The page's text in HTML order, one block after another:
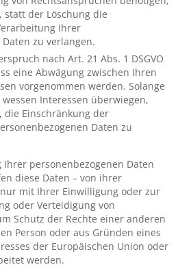
statt der Löschung die
Ihrer
zu verlangen.
nach Art. 21 Abs. 1 DSGVO
eine Abwägung zwischen Ihren
vorgenommen werden. Solange
Interessen überwiegen,
die Einschränkung der
Daten zu
personenbezogenen Daten
diese Daten – von ihrer
mit Ihrer Einwilligung oder zur
oder Verteidigung von
Schutz der Rechte einer anderen
Person oder aus Gründen eines
der Europäischen Union oder
werden.